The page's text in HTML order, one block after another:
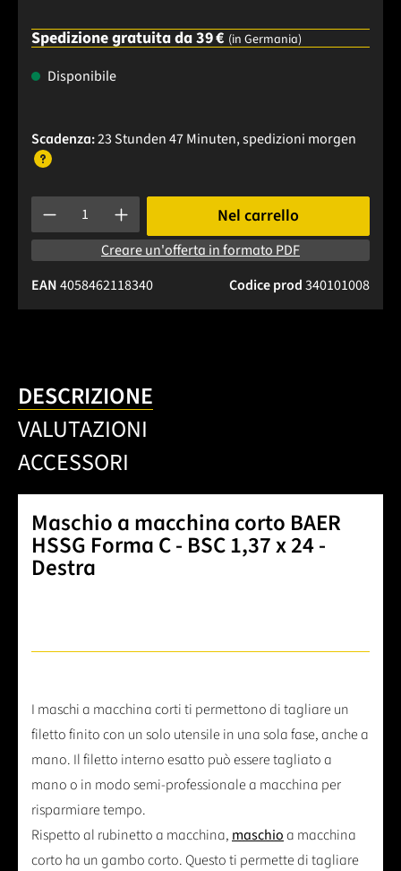
Spedizione gratuita da 39 € (in Germania)
Disponibile
Scadenza:23 Stunden 47 Minuten, spedizioni morgen
Quantità del prodotto: inserisci la quantità desiderata o
Nel carrello
Creare un'offerta in formato PDF
Codice prod340101008
EAN4058462118340
DESCRIZIONE
VALUTAZIONI
ACCESSORI
Maschio a macchina corto BAER
HSSG Forma C - BSC 1,37 x 24 -
Destra
I maschi a macchina corti ti permettono di tagliare un
filetto finito con un solo utensile in una sola fase, anche a
mano. Il filetto interno esatto può essere tagliato a
mano o in modo semi-professionale a macchina per
risparmiare tempo.
Rispetto al rubinetto a macchina, maschioa macchina
corto ha un gambo corto. Questo ti permette di tagliare